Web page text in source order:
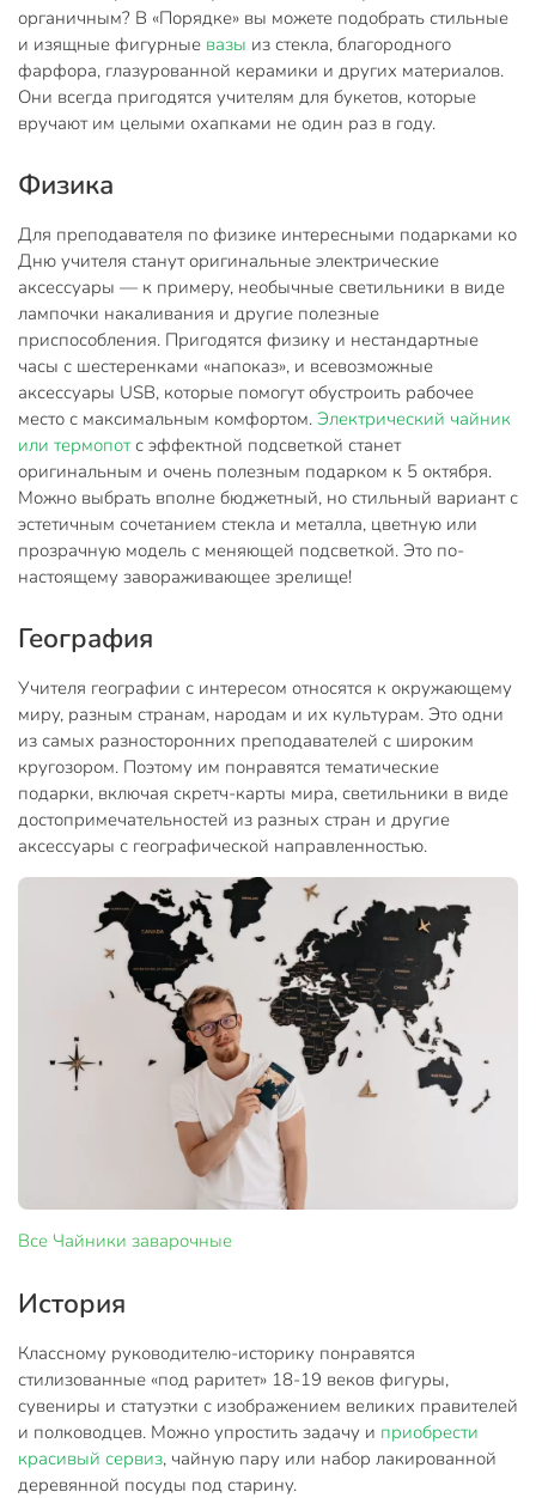
органичным? В «Порядке» вы можете подобрать стильные
и изящные фигурные вазы из стекла, благородного
фарфора, глазурованной керамики и других материалов.
Они всегда пригодятся учителям для букетов, которые
вручают им целыми охапками не один раз в году.
Физика
Для преподавателя по физике интересными подарками ко
Дню учителя станут оригинальные электрические
аксессуары — к примеру, необычные светильники в виде
лампочки накаливания и другие полезные
приспособления. Пригодятся физику и нестандартные
часы с шестеренками «напоказ», и всевозможные
аксессуары USB, которые помогут обустроить рабочее
место с максимальным комфортом. Электрический чайник
или термопотс эффектной подсветкой станет
оригинальным и очень полезным подарком к 5 октября.
Можно выбрать вполне бюджетный, но стильный вариант с
эстетичным сочетанием стекла и металла, цветную или
прозрачную модель с меняющей подсветкой. Это по-
настоящему завораживающее зрелище!
География
Учителя географии с интересом относятся к окружающему
миру, разным странам, народам и их культурам. Это одни
из самых разносторонних преподавателей с широким
кругозором. Поэтому им понравятся тематические
подарки, включая скретч-карты мира, светильники в виде
достопримечательностей из разных стран и другие
аксессуары с географической направленностью.
Все Чайники заварочные
История
Классному руководителю-историку понравятся
стилизованные «под раритет» 18-19 веков фигуры,
сувениры и статуэтки с изображением великих правителей
и полководцев. Можно упростить задачу и приобрести
красивый сервиз, чайную пару или набор лакированной
деревянной посуды под старину.